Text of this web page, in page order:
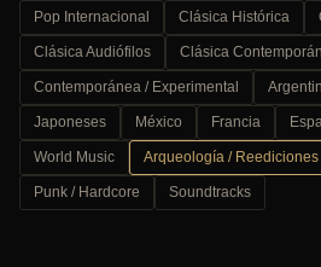
Pop Internacional Clásica Histórica
Clásica Audiófilos Clásica
Contemporánea / Experimental
Japoneses México Francia
World Music Arqueología / Reediciones
Punk / Hardcore Soundtracks